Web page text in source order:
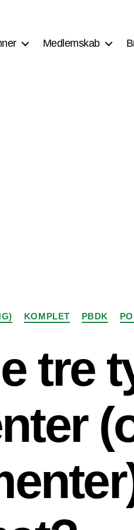
Medlemskab
Kategorier
KOMPLET PBDK
tre